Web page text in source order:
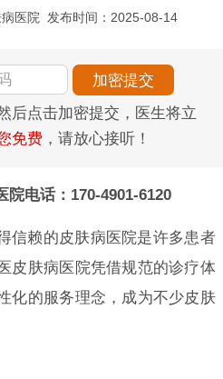
医院 发布时间：2025-08-14
后点击加密提交，医生将立
免费 ，请放心接听！
院电话：170-4901-6120
信赖的皮肤病医院是许多患者
皮肤病医院凭借规范的诊疗体
化的服务理念，成为不少皮肤